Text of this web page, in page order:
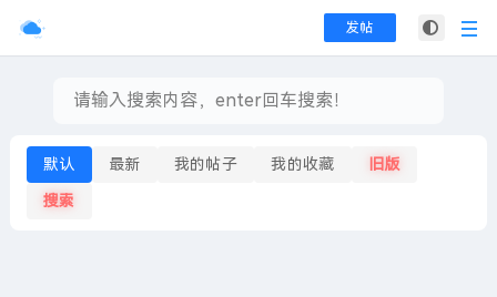
发帖
默认 最新 我的帖子 我的收藏 旧版
搜索